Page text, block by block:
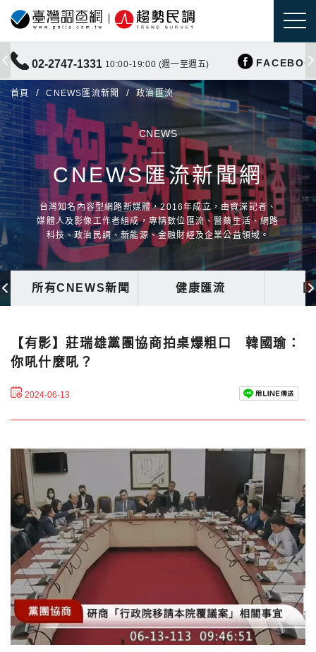
02-2747-1331 10:00-19:00 (週一至週五)
首頁 CNEWS匯流新聞 政治匯流
CNEWS
CNEWS匯流新聞網
台灣知名內容型網路新媒體，2016年成立，由資深記者、
媒體人及影像工作者組成，專精數位匯流、醫藥生活、網路
科技、政治民調、新能源、金融財經及企業公益領域。
所有CNEWS新聞 健康匯流
【有影】莊瑞雄黨團協商拍桌爆粗口 韓國瑜：
你吼什麼吼？
2024-06-13